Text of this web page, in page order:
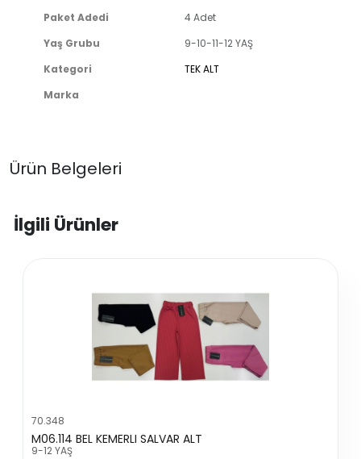
Paket Adedi
4 Adet
Yaş Grubu
9-10-11-12 YAŞ
Kategori
TEK ALT
Marka
Ürün Belgeleri
İlgili Ürünler
70.348
M06.114 BEL KEMERLI SALVAR ALT
9-12 YAŞ